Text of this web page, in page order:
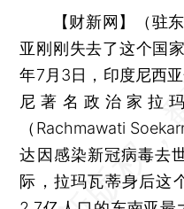
【财新网】（驻
亚刚刚失去了这个国
年7月3日，印度尼西
尼著名政治家拉
（Rachmawati
达因感染新冠病毒去
际，拉玛瓦蒂身后这